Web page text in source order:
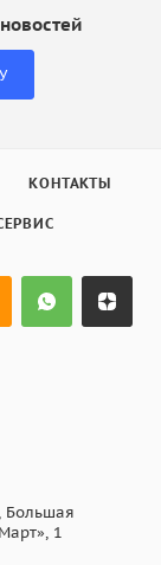
КОНТАКТЫ
Большая
1